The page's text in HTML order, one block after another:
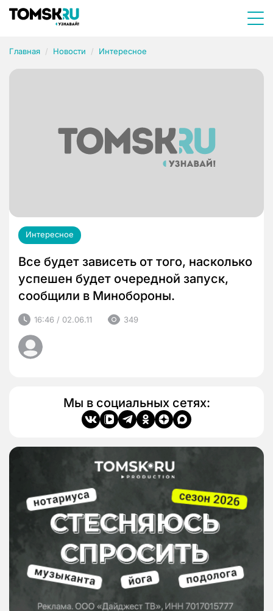
Главная Новости Интересное
Интересное
Все будет зависеть от того, насколько
успешен будет очередной запуск,
сообщили в Минобороны.
16:46 / 02.06.11 349
Мы в социальных сетях: